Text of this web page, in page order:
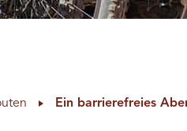
Ein barrierefreies